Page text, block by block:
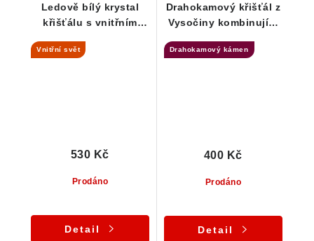
Ledově bílý krystal
křišťálu s vnitřním
Vnitřní svět
Prodáno
530 Kč
Detail
Drahokamový křišťál z
Vysočiny kombinující
ohlazený povrch
Drahokamový kámen
Prodáno
400 Kč
Detail